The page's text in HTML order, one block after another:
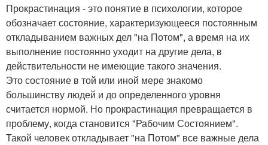
Прокрастинация - это понятие в психологии, которое
обозначает состояние, характеризующееся постоянным
откладыванием важных дел "на Потом", а время на их
выполнение постоянно уходит на другие дела, в
действительности не имеющие такого значения.
Это состояние в той или иной мере знакомо
большинству людей и до определенного уровня
считается нормой. Но прокрастинация превращается в
проблему, когда становится "Рабочим Состоянием".
Такой человек откладывает "на Потом" все важные дела